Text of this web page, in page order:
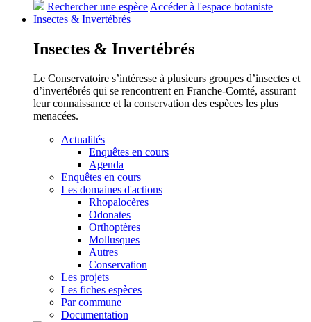
Rechercher une espèceAccéder à l'espace botaniste
Insectes & Invertébrés
Insectes & Invertébrés
Le Conservatoire s’intéresse à plusieurs groupes d’insectes et
d’invertébrés qui se rencontrent en Franche-Comté, assurant
leur connaissance et la conservation des espèces les plus
menacées.
Actualités
Enquêtes en cours
Agenda
Enquêtes en cours
Les domaines d'actions
Rhopalocères
Odonates
Orthoptères
Mollusques
Autres
Conservation
Les projets
Les fiches espèces
Par commune
Documentation